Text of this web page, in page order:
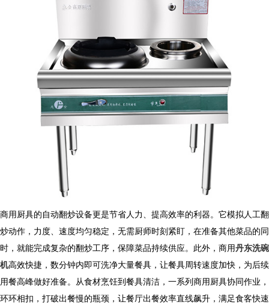
商用厨具的自动翻炒设备更是节省人力、提高效率的利器。它模拟人工翻
炒动作，力度、速度均匀稳定，无需厨师时刻紧盯，在准备其他菜品的同
时，就能完成复杂的翻炒工序，保障菜品持续供应。此外，商用丹东洗碗
机高效快捷，数分钟内即可洗净大量餐具，让餐具周转速度加快，为后续
用餐高峰做好准备。从食材烹饪到餐具清洁，一系列商用厨具协同作业，
环环相扣，打破出餐慢的瓶颈，让餐厅出餐效率直线飙升，满足食客快速